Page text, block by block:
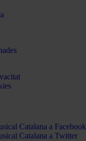
Catalana a Facebook
Catalana a Twitter